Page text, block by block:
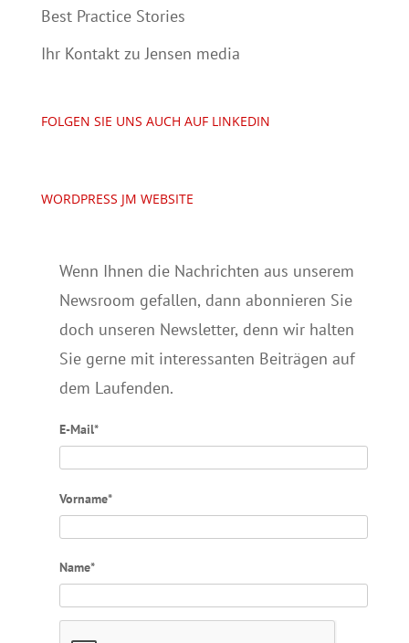
Best Practice Stories
Ihr Kontakt zu Jensen media
FOLGEN SIE UNS AUCH AUF LINKEDIN
WORDPRESS JM WEBSITE
Wenn Ihnen die Nachrichten aus unserem
Newsroom gefallen, dann abonnieren Sie
doch unseren Newsletter, denn wir halten
Sie gerne mit interessanten Beiträgen auf
dem Laufenden.
E-Mail*
Vorname*
Name*